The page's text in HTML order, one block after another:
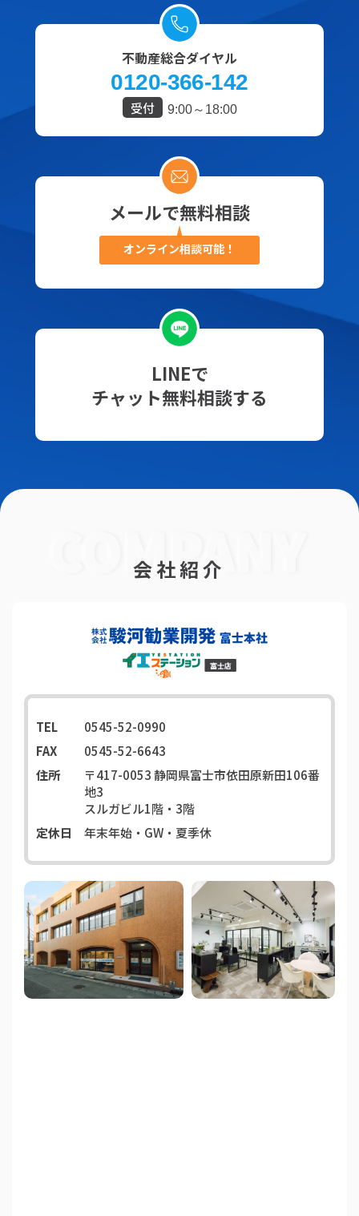
不動産総合ダイヤル
0120-366-142
受付 9:00～18:00
メールで無料相談
オンライン相談可能！
LINEで
チャット無料相談する
会社紹介
TEL
0545-52-0990
FAX
0545-52-6643
住所
〒417-0053静岡県富士市依田原新田106番
地3
スルガビル1階・3階
定休日
年末年始・GW・夏季休